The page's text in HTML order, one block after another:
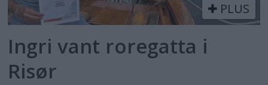
PLUS
Ingri vant roregatta i
Risør